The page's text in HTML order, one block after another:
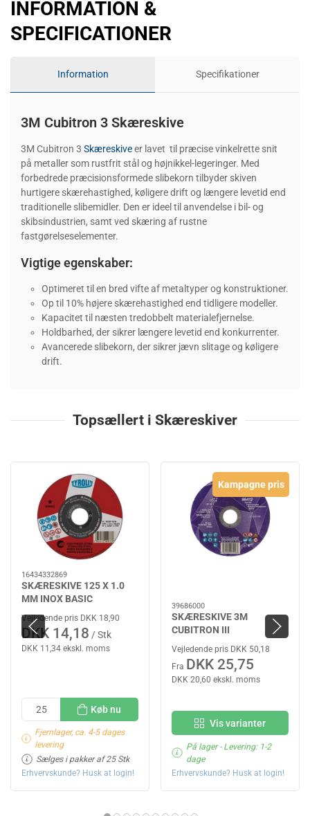
INFORMATION &
SPECIFICATIONER
Information Specifikationer
3M Cubitron 3 Skæreskive
3M Cubitron 3 Skæreskiveer lavet til præcise vinkelrette snit
på metaller som rustfrit stål og højnikkel-legeringer. Med
forbedrede præcisionsformede slibekorn tilbyder skiven
hurtigere skærehastighed, køligere drift og længere levetid end
traditionelle slibemidler. Den er ideel til anvendelse i bil- og
skibsindustrien, samt ved skæring af rustne
fastgørelseselementer.
Vigtige egenskaber:
Optimeret til en bred vifte af metaltyper og konstruktioner.
Op til 10% højere skærehastighed end tidligere modeller.
Kapacitet til næsten tredobbelt materialefjernelse.
Holdbarhed, der sikrer længere levetid end konkurrenter.
Avancerede slibekorn, der sikrer jævn slitage og køligere
drift.
Topsællert i Skæreskiver
16434332869
SKÆRESKIVE 125 X 1.0
MM INOX BASIC
Vejledende pris DKK 18,90
DKK 14,18 / Stk
DKK 11,34 ekskl. moms
Køb nu
Fjernlager, ca. 4-5 dages
levering
Sælges i pakker af 25 Stk
Erhvervskunde? Husk at login!
Kampagne pris
39686000
SKÆRESKIVE 3M
CUBITRON III
Vejledende pris DKK 50,18
Fra DKK 25,75
DKK 20,60 ekskl. moms
Vis varianter
På lager- Levering: 1-2
dage
Erhvervskunde? Husk at login!